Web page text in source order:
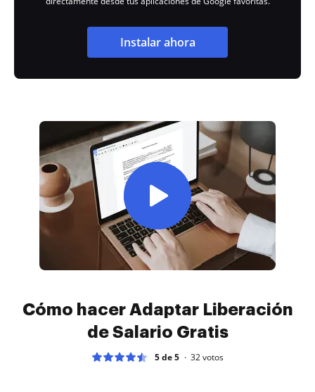
Instalar ahora
Cómo hacer Adaptar Liberación
de Salario Gratis
5 de 5 32votos